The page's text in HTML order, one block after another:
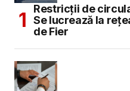
Restricții de
Se lucrează la
de Fier